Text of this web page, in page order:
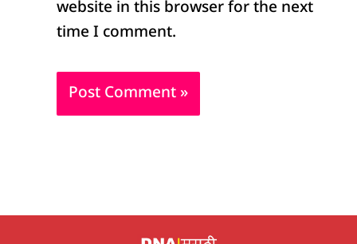
website in this browser for the next
time I comment.